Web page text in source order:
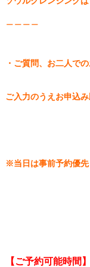
・ご質問、お二人で
ご入力のうえお申込み
※当日は事前予約優先
【ご予約可能時間